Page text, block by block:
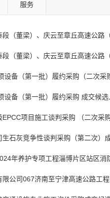
服务
章丘高速公路（庆章）机电工程施工项目IPSAN磁盘阵列履
至章丘高速公路（庆章）机电工程施工项目服务器履约
备（第一批）履约采购（二次采购）
设备（第一批）履约采购 成交候
项目施工谈判采购 （二次采购）
石灰竞争性谈判采购（第二次）
程淄博片区站区消防设施维修工程、站区装饰装修工程劳
济南至宁津高速公路工程三标段桥涵、梁板预制